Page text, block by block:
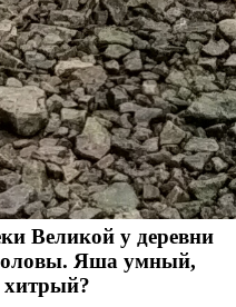
Великой у деревни
Яша умный,